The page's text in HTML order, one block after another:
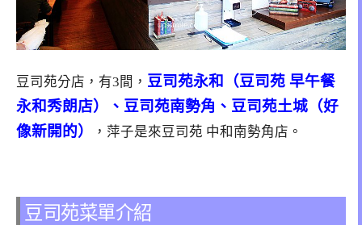
豆司苑分店，有3間， 豆司苑永和（豆司苑 早午餐
永和秀朗店）、豆司苑南勢角、豆司苑土城（好
像新開的）
，萍子是來豆司苑 中和南勢角店。
豆司苑菜單介紹